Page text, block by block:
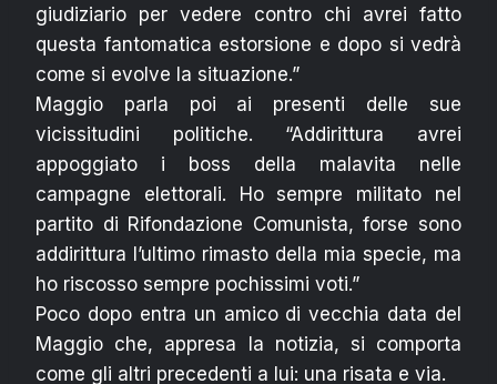
giudiziario per vedere contro chi avrei fatto
questa fantomatica estorsione e dopo si vedrà
come si evolve la situazione.”
Maggio parla poi ai presenti delle sue
vicissitudini politiche. “Addirittura avrei
appoggiato i boss della malavita nelle
campagne elettorali. Ho sempre militato nel
partito di Rifondazione Comunista, forse sono
addirittura l’ultimo rimasto della mia specie, ma
ho riscosso sempre pochissimi voti.”
Poco dopo entra un amico di vecchia data del
Maggio che, appresa la notizia, si comporta
come gli altri precedenti a lui: una risata e via.